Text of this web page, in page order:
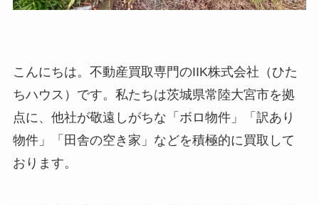
こんにちは。不動産買取専門のIIK株式会社（ひた
ちハウス）です。私たちは茨城県常陸大宮市を拠
点に、他社が敬遠しがちな「ボロ物件」「訳あり
物件」「田舎の空き家」などを積極的に買取して
おります。